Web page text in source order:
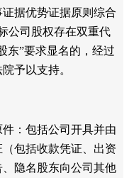
据优势证据原则综合
公司股权存在双重代
东”要求显名的，经过
予以支持。
：包括公司开具并由
包括收款凭证、出资
隐名股东向公司其他